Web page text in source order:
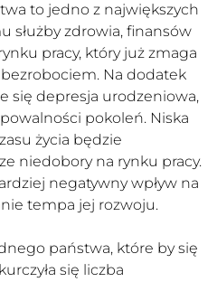
to jedno z największych
służby zdrowia, finansów
pracy, który już zmaga
Na dodatek
się depresja urodzeniowa,
pokoleń. Niska
życia będzie
niedobory na rynku pracy.
negatywny wpływ na
tempa jej rozwoju.
państwa, które by się
się liczba